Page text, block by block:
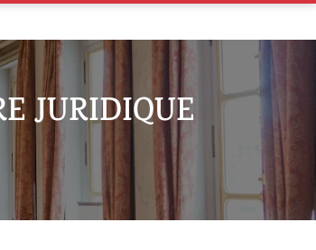
JURIDIQUE